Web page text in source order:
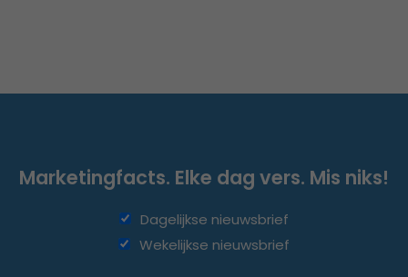
Marketingfacts. Elke dag vers. Mis niks!
Dagelijkse nieuwsbrief
Wekelijkse nieuwsbrief